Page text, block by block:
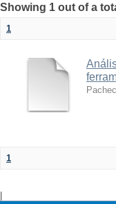
Showing 1 out of a
1
1